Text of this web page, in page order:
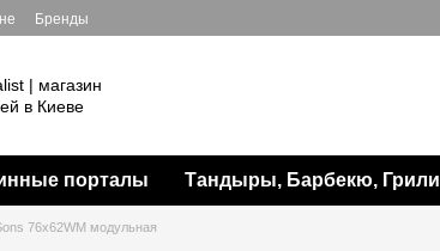
Бренды
порталы Тандыры, Барбекю, Грили
76x62WM модульная